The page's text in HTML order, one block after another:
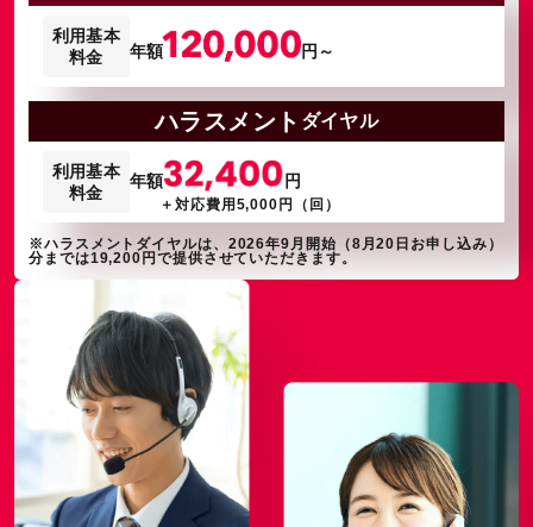
利用基本
料金
年額 円～
ハラスメント ダイヤル
利用基本
料金
年額 円
＋対応費用5,000円（回）
※ハラスメントダイヤルは、2026年9月開始（8月20日お申し込み）
分までは19,200円で提供させていただきます。